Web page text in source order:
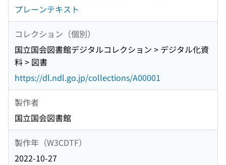
プレーンテキスト
コレクション（個別）
国立国会図書館デジタルコレクション > デジタル化資
料 > 図書
https://dl.ndl.go.jp/collections/A00001
製作者
国立国会図書館
製作年（W3CDTF）
2022-10-27